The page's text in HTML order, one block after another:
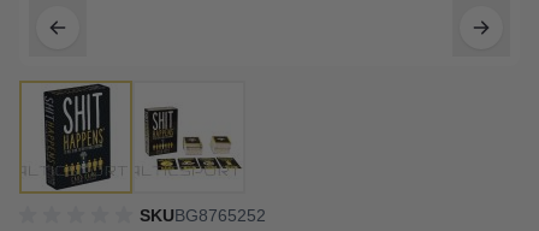
SKUBG8765252